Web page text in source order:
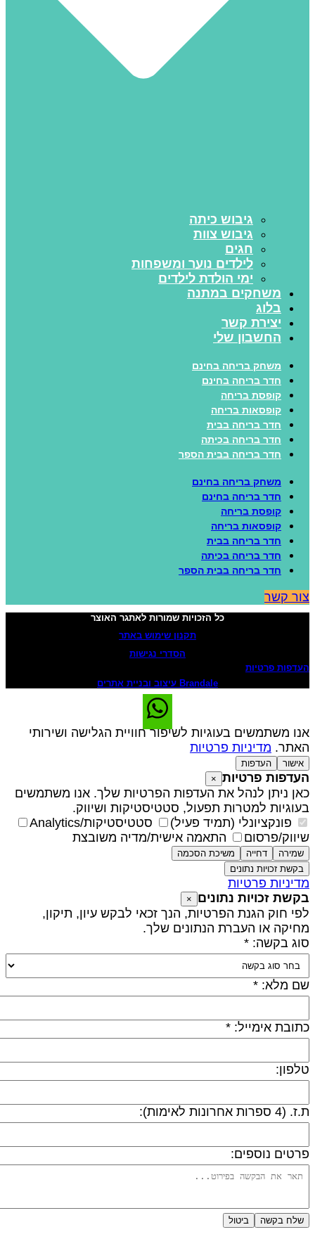
גיבוש כיתה
גיבוש צוות
חגים
לילדים נוער ומשפחות
ימי הולדת לילדים
משחקים במתנה
בלוג
יצירת קשר
החשבון שלי
משחק בריחה בחינם
חדר בריחה בחינם
קופסת בריחה
קופסאות בריחה
חדר בריחה בבית
חדר בריחה בכיתה
חדר בריחה בבית הספר
משחק בריחה בחינם
חדר בריחה בחינם
קופסת בריחה
קופסאות בריחה
חדר בריחה בבית
חדר בריחה בכיתה
חדר בריחה בבית הספר
קשר
כל הזכויות שמורות לאתגר האוצר
תקנון שימוש באתר
הסדרי נגישות
פרטיות
Brandale עיצוב ובניית אתרים
משתמשים בעוגיות לשיפור חוויית הגלישה ושירותי
מדיניות פרטיות
אישור העדפות
פרטיות ×
ניתן לנהל את העדפות הפרטיות שלך. אנו משתמשים
למטרות תפעול, סטטיסטיקות ושיווק.
פונקציונלי (תמיד פעיל)
סטטיסטיקות/Analytics
פרסום
התאמה אישית/מדיה משובצת
שמירה דחייה
משיכת הסכמה
בקשת זכויות נתונים
פרטיות
זכויות נתונים
חוק הגנת הפרטיות, הנך זכאי לבקש עיון, תיקון,
או העברת הנתונים שלך.
בקשה: *
מלא: *
אימייל: *
ספרות אחרונות לאימות):
נוספים:
שלח בקשה ביטול